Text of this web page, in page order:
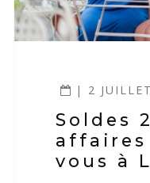
| 2
Soldes
affaires
vous à